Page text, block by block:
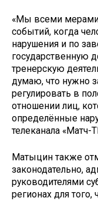
«Мы всеми мерами
событий, когда
нарушения и по
государственную
тренерскую
думаю, что нужно
регулировать в
отношении лиц,
определённые
телеканала «Матч-
Матыцин также
законодательно,
руководителями
регионах для того,